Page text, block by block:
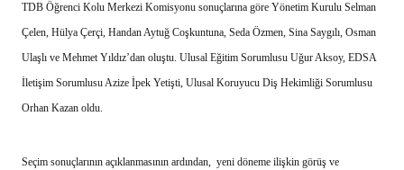
TDB Öğrenci Kolu Merkezi Komisyonu sonuçlarına göre Yönetim Kurulu Selman
Çelen, Hülya Çerçi, Handan Aytuğ Coşkuntuna, Seda Özmen, Sina Saygılı, Osman
Ulaşlı ve Mehmet Yıldız’dan oluştu. Ulusal Eğitim Sorumlusu Uğur Aksoy, EDSA
İletişim Sorumlusu Azize İpek Yetişti, Ulusal Koruyucu Diş Hekimliği Sorumlusu
Orhan Kazan oldu.
Seçim sonuçlarının açıklanmasının ardından, yeni döneme ilişkin görüş ve